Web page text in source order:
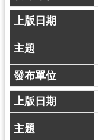
公
告
便
服
務
桃
青